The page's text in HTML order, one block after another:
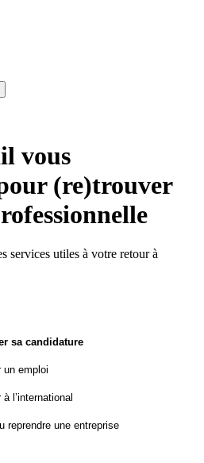
vous
(re)trouver
services utiles à votre retour à
sa candidature
un emploi
à l’international
reprendre une entreprise